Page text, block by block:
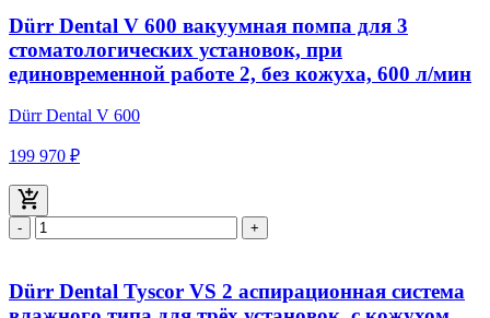
Dürr Dental V 600 вакуумная помпа для 3
стоматологических установок, при
единовременной работе 2, без кожуха, 600 л/мин
Dürr Dental V 600
199 970 ₽
- +
Dürr Dental Tyscor VS 2 аспирационная система